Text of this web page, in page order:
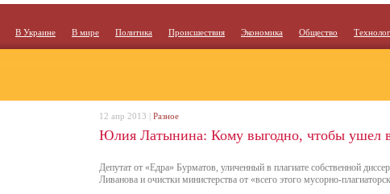
В Украине В мире Политика Происшествия Экономика Общество
Юлия Латынина: Кому выгодно, чтобы ушел в
Депутат от «Едра» Бурматов, уличенный в плагиате собственной
Ливанова и очистки министерства от «всего этого мусорно-
12 апр 2013 | Разное